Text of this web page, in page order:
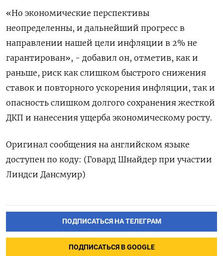
«Но экономические перспективы
неопределенны, и дальнейший прогресс в
направлении нашей цели инфляции в 2% не
гарантирован», - добавил он, отметив, как и
раньше, риск как слишком быстрого снижения
ставок и повторного ускорения инфляции, так и
опасность слишком долгого сохранения жесткой
ДКП и нанесения ущерба экономическому росту.
Оригинал сообщения на английском языке
доступен по коду: (Говард Шнайдер при участии
Линдси Дансмуир)
ПОДПИСАТЬСЯ НА ТЕЛЕГРАМ
ПОДПИСАТЬСЯ В GOOGLE